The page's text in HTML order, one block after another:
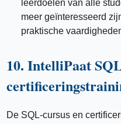
leerdoelen van alle
meer geïnteresseerd
praktische
10. IntelliPaat
De SQL-cursus en